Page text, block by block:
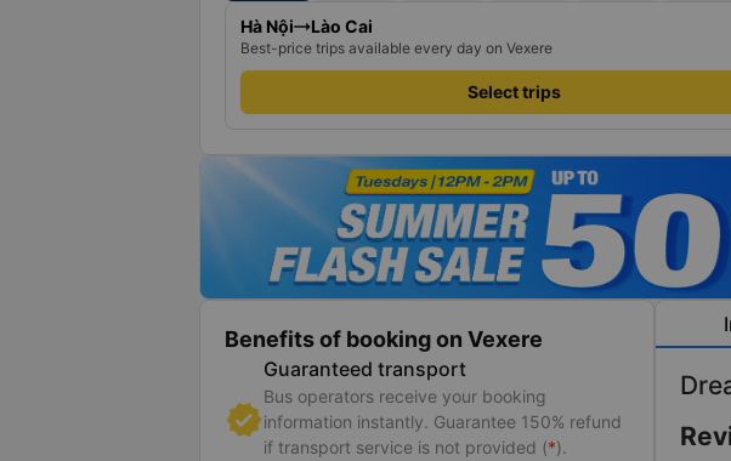
Hà Nội Lào Cai
Best-price trips available every day on Vexere
Select trips
Benefits of booking on Vexere
Guaranteed transport
Bus operators receive your booking
information instantly. Guarantee 150% refund
if transport service is not provided (*).